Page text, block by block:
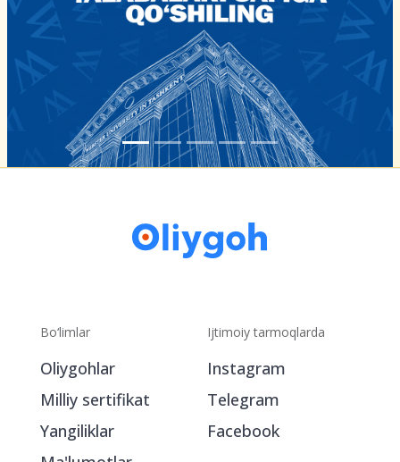
Bo‘limlar
Oliygohlar
Milliy sertifikat
Yangiliklar
Ijtimoiy tarmoqlarda
Instagram
Telegram
Facebook